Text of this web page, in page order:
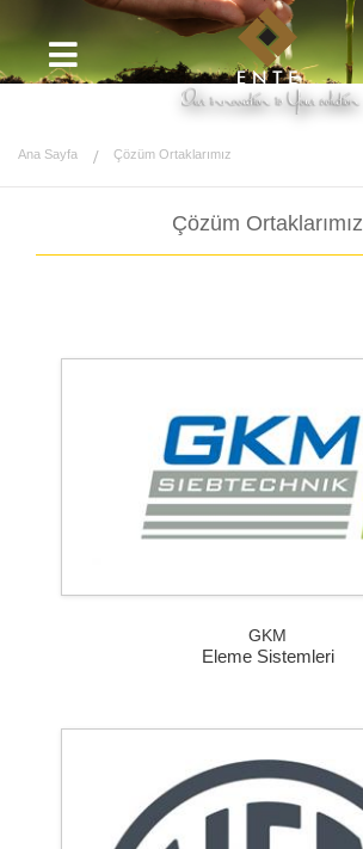
Ana Sayfa Çözüm Ortaklarımız
Çözüm Ortaklarımız
GKM
Eleme Sistemleri